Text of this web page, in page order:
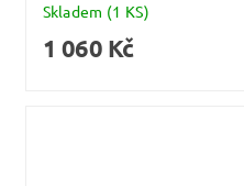
Skladem (1 KS)
1 060 Kč